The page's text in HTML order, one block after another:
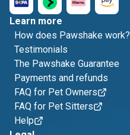
Learn more
How does Pawshake work?
Testimonials
The Pawshake Guarantee
Payments and refunds
FAQ for Pet Owners
FAQ for Pet Sitters
Help